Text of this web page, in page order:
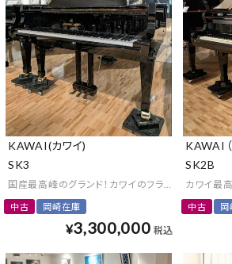
KAWAI(カワイ)
SK3
国産最高峰のグランド！カワイのフラグシップ「
中古 岡崎在庫
¥3,300,000 税込
KAWAI（
SK2B
カワイ最
中古